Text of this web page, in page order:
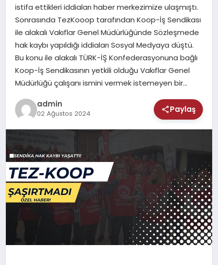
SAĞLIK
TEKNOLOJI
istifa ettikleri iddiaları haber merkezimize ulaşmıştı.
Sonrasında TezKooop tarafından Koop-İş Sendikası
ile alakalı Vakıflar Genel Müdürlüğünde Sözleşmede
hak kaybı yapıldığı iddiaları Sosyal Medyaya düştü.
Bu konu ile alakalı TÜRK-İŞ Konfederasyonuna bağlı
Koop-İş Sendikasının yetkili olduğu Vakıflar Genel
Müdürlüğü çalışanı ismini vermek istemeyen bir…
admin
02 Ağustos 2024 Paylaş